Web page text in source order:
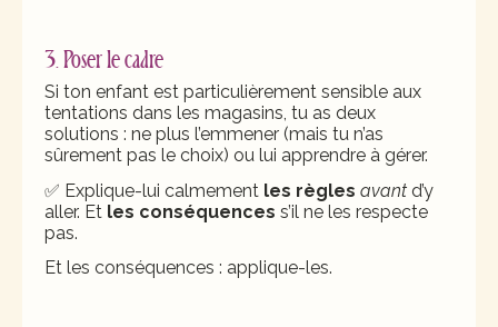
3. Poser le cadre
Si ton enfant est particulièrement sensible aux
tentations dans les magasins, tu as deux
solutions : ne plus l’emmener (mais tu n’as
sûrement pas le choix) ou lui apprendre à gérer.
✅ Explique-lui calmement les règles avant d’y
aller. Et les conséquences s’il ne les respecte
pas.
Et les conséquences : applique-les.